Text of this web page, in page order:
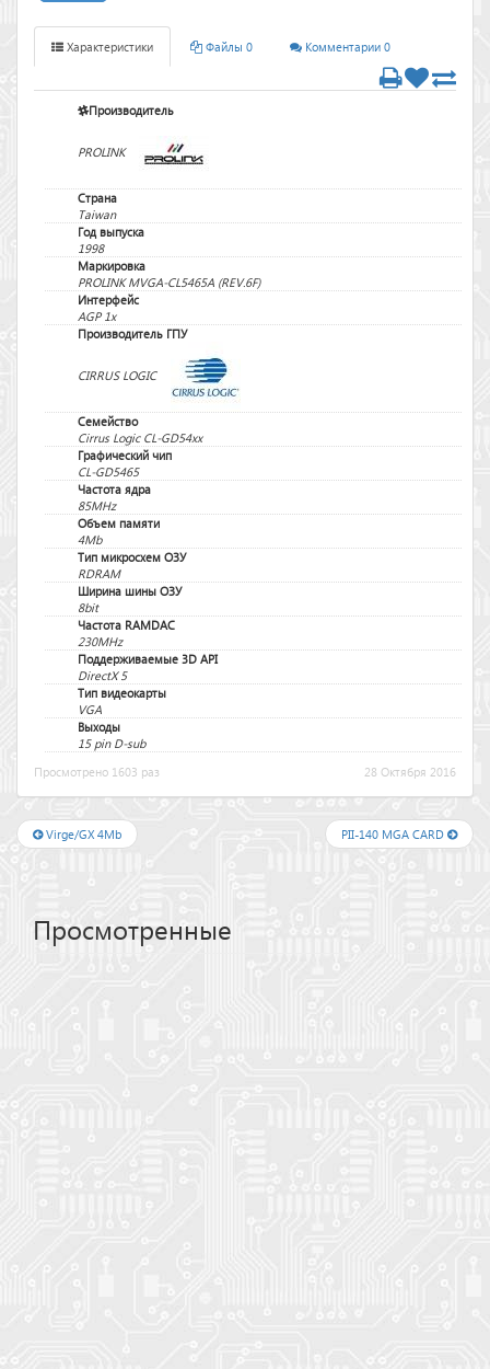
Характеристики Файлы 0 Комментарии 0
Производитель
PROLINK
Страна
Taiwan
Год выпуска
1998
Маркировка
PROLINK MVGA-CL5465A (REV.6F)
Интерфейс
AGP 1x
Производитель ГПУ
CIRRUS LOGIC
Семейство
Cirrus Logic CL-GD54xx
Графический чип
CL-GD5465
Частота ядра
85MHz
Объем памяти
4Mb
Тип микросхем ОЗУ
RDRAM
Ширина шины ОЗУ
8bit
Частота RAMDAC
230MHz
Поддерживаемые 3D API
DirectX 5
Тип видеокарты
VGA
Выходы
15 pin D-sub
Просмотрено 1603 раз
28 Октября 2016
Virge/GX 4Mb PII-140 MGA CARD
Просмотренные